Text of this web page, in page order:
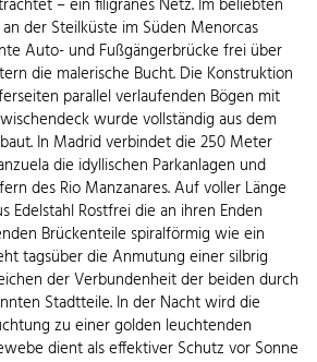
– ein filigranes Netz. Im beliebten
der Steilküste im Süden Menorcas
Auto- und Fußgängerbrücke frei über
die malerische Bucht. Die Konstruktion
parallel verlaufenden Bögen mit
wurde vollständig aus dem
In Madrid verbindet die 250 Meter
die idyllischen Parkanlagen und
des Rio Manzanares. Auf voller Länge
Edelstahl Rostfrei die an ihren Enden
Brückenteile spiralförmig wie ein
tagsüber die Anmutung einer silbrig
der Verbundenheit der beiden durch
Stadtteile. In der Nacht wird die
zu einer golden leuchtenden
dient als effektiver Schutz vor Sonne